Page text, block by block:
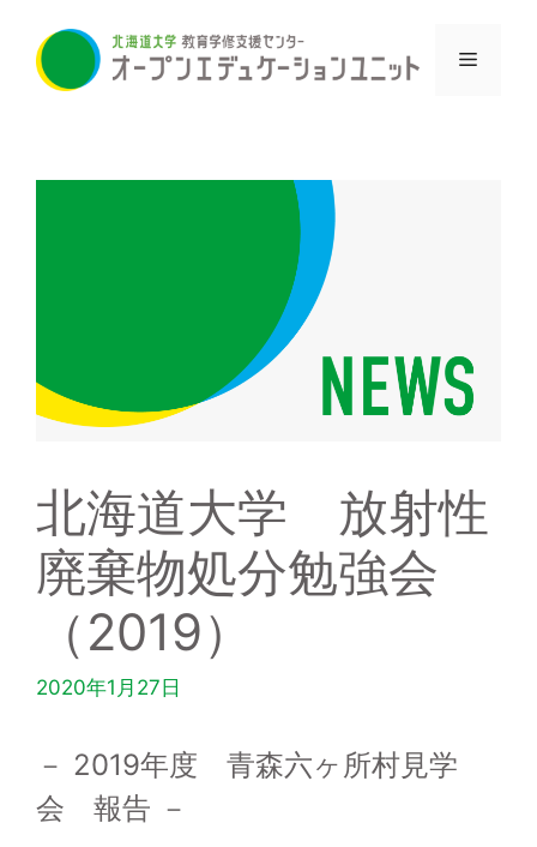
メ
北海道大学 放射性
廃棄物処分勉強会
（2019）
2020年1月27日
－ 2019年度 青森六ヶ所村見学
会 報告 －